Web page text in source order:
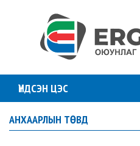
ҮНДСЭН ЦЭС
АНХААРЛЫН ТӨВД